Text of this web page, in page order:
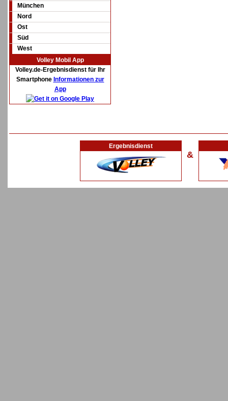
München
Nord
Ost
Süd
West
Volley Mobil App
Volley.de-Ergebnisdienst für Ihr
Smartphone Informationen zur
App
Ergebnisdienst
&